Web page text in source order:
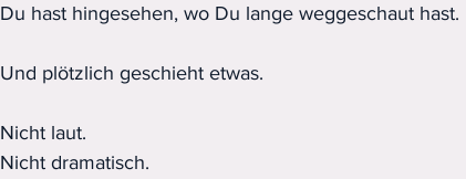
Du hast hingesehen, wo Du lange weggeschaut hast.
Und plötzlich geschieht etwas.
Nicht laut.
Nicht dramatisch.